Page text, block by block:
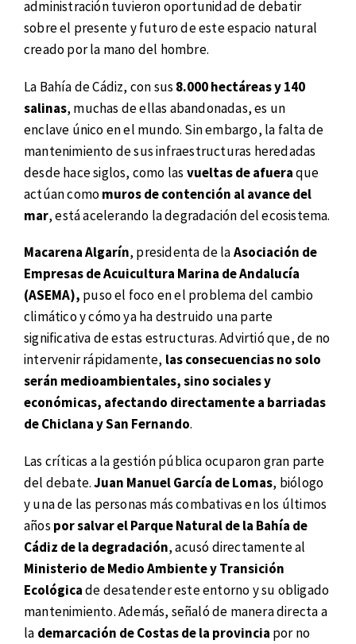
administración tuvieron oportunidad de debatir
sobre el presente y futuro de este espacio natural
creado por la mano del hombre.
La Bahía de Cádiz, con sus 8.000 hectáreas y 140
salinas, muchas de ellas abandonadas, es un
enclave único en el mundo. Sin embargo, la falta de
mantenimiento de sus infraestructuras heredadas
desde hace siglos, como las vueltas de afueraque
actúan comomuros de contención al avance del
mar, está acelerando la degradación del ecosistema.
Macarena Algarín, presidenta de laAsociación de
Empresas de Acuicultura Marina de Andalucía
(ASEMA), puso el foco en el problema del cambio
climático y cómo ya ha destruido una parte
significativa de estas estructuras. Advirtió que, de no
intervenir rápidamente, las consecuencias no solo
serán medioambientales, sino sociales y
económicas, afectando directamente a barriadas
de Chiclana y San Fernando.
Las críticas a la gestión pública ocuparon gran parte
del debate.Juan Manuel García de Lomas, biólogo
y una de las personas más combativas en los últimos
años por salvar el Parque Natural de la Bahía de
Cádiz de la degradación, acusó directamente al
Ministerio de Medio Ambiente y Transición
Ecológicade desatender este entorno y su obligado
mantenimiento. Además, señaló de manera directa a
la demarcación de Costas de la provincia por no